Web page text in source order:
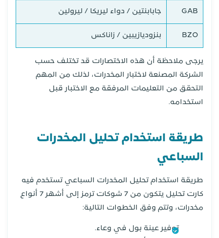
GAB جابابنتين / دواء ليريكا / ليرولين
BZO بنزوديازيبين / زاناكس
يرجى ملاحظة أن هذه الاختصارات قد تختلف حسب
الشركة المصنعة لاختبار المخدرات، لذلك من المهم
التحقق من التعليمات المرفقة مع الاختبار قبل
استخدامه.
طريقة استخدام تحليل المخدرات
السباعي
طريقة استخدام تحليل المخدرات السباعي تستخدم فيه
كارت تحليل يتكون من 7 شوكات ترمز إلى أشهر 7 أنواع
مخدرات، وتتم وفق الخطوات التالية:
توفير عينة بول في وعاء.